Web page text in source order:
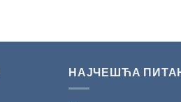
НАЈЧЕШЋА